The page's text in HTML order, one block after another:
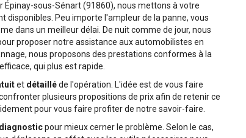
sous-Sénart (91860), nous mettons à votre
Peu importe l'ampleur de la panne, vous
dans un meilleur délai. De nuit comme de jour, nous
proposer notre assistance aux automobilistes en
nous proposons des prestations conformes à la
qui plus est rapide.
et détailléde l'opération. L'idée est de vous faire
plusieurs propositions de prix afin de retenir ce
pour vous faire profiter de notre savoir-faire.
diagnosticpour mieux cerner le problème. Selon le cas,